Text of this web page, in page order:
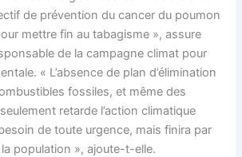
de prévention du cancer du poumon
mettre fin au tabagisme », assure
de la campagne climat pour
« L’absence de plan d’élimination
fossiles, et même des
retarde l’action climatique
de toute urgence, mais finira par
population », ajoute-t-elle.